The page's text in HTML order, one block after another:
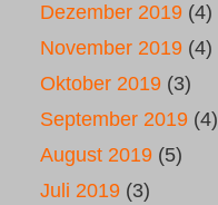
Dezember 2019 (4)
November 2019 (4)
Oktober 2019 (3)
September 2019 (4)
August 2019 (5)
Juli 2019 (3)